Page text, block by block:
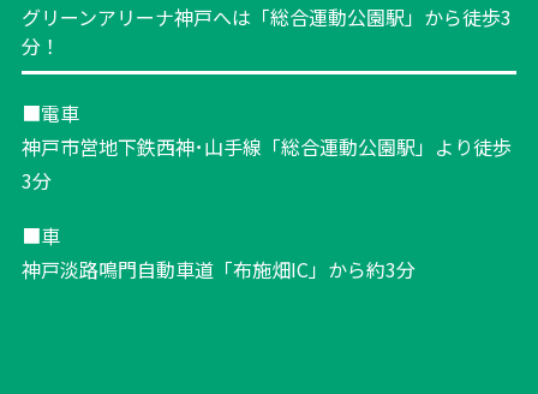
マーヴェりんのお出迎えとお見送り！
グリーンアリーナ神戸へは「総合運動公園駅」から徒歩3
分！
■電車
神戸市営地下鉄西神･山手線「総合運動公園駅」より徒歩
3分
■車
神戸淡路鳴門自動車道「布施畑IC」から約3分